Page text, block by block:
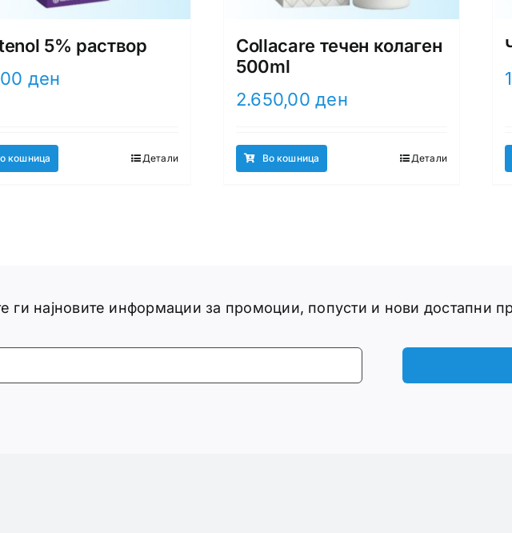
5% раствор
ден
кошница Детали
Collacare течен колаген
500ml
2.650,00ден
Во кошница Детали
ги најновите информации за промоции, попусти и нови достапни